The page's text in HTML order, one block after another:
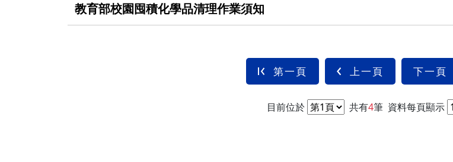
教育部校園囤積化學品清理作業須知
第一頁 上一頁 下一頁
目前位於 共有4筆 資料每頁顯示